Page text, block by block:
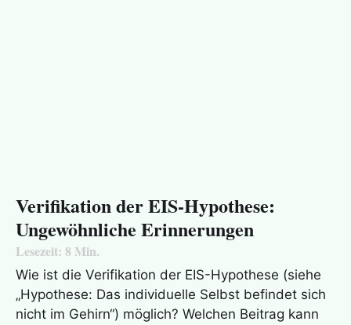
Verifikation der EIS-Hypothese:
Ungewöhnliche Erinnerungen
Lesezeit: 8 Min.
Wie ist die Verifikation der EIS-Hypothese (siehe
„Hypothese: Das individuelle Selbst befindet sich
nicht im Gehirn“) möglich? Welchen Beitrag kann